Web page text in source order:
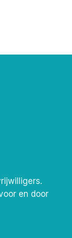
en door